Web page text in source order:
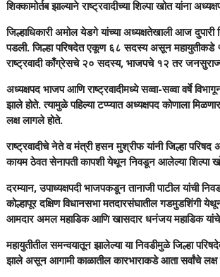
शिक्कामोर्तब झाल्याने राष्ट्रवादीच्या शिल्पा खोत यांना
जिल्हाधिकारी अमोल येडगे यांच्या अध्यक्षतेखाली आज दुपारी
पडली. जिल्हा परिषदेत एकूण ६८ सदस्य असून
राष्ट्रवादी काँग्रेसचे २० सदस्य, भाजपचे १२ तर
अध्यक्षपद भाजप आणि राष्ट्रवादीमध्ये सव्वा-सव्वा वर्षे
झाले होते. त्यामुळे पहिल्या टप्प्यात अध्यक्षपद कोणाला
लक्ष लागले होते.
राष्ट्रवादीचे नेते व मंत्री हसन मुश्रीफ यांनी जिल्हा परिषद
कायम ठेवत सेनापती कापशी येथून निवडून आलेल्या शिल्पा
दरम्यान, उपाध्यक्षपदी भाजपकडून तानाजी पाटील यांची
कोल्हापूर दक्षिण विधानसभा मतदारसंघातील
आमदार अमल महाडिक आणि खासदार धनंजय महाडिक
महायुतीतील समन्वयातून झालेल्या या निवडीमुळे जिल्हा
झाले असून आगामी काळातील कारभाराकडे आता सर्वांचे